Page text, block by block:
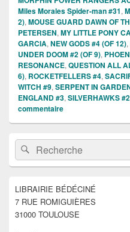
Miles Morales Spider-man #31,
2), MOUSE GUARD DAWN OF
PETERSEN, MY LITTLE PONY
GARCIA, NEW GODS #4 (OF 12),
UNDER DOOM #2 (OF 9),
RESONANCE, QUESTION ALL
6), ROCKETFELLERS #4,
WITCH #9, SERPENT IN
ENGLAND #3, SILVERHAWKS
commentaire
Zone
principale
de
widget
barre
latérale
Recherche :Rechercher
LIBRAIRIE BÉDÉCINÉ
7 RUE ROMIGUIÈRES
31000 TOULOUSE